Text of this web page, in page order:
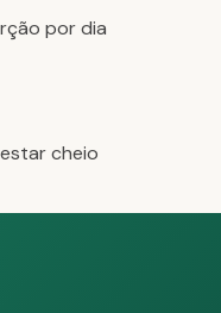
por dia
cheio